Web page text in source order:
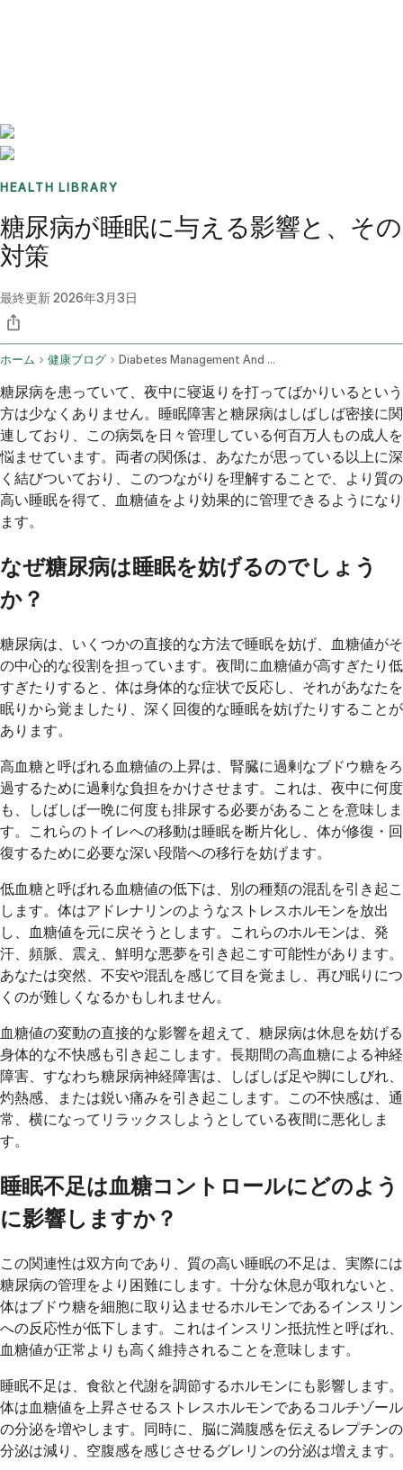
HEALTH LIBRARY
糖尿病が睡眠に与える影響と、その
対策
最終更新2026年3月3日
ホーム 健康ブログ Diabetes Management And Sleep Issues In Adults
糖尿病を患っていて、夜中に寝返りを打ってばかりいるという
方は少なくありません。睡眠障害と糖尿病はしばしば密接に関
連しており、この病気を日々管理している何百万人もの成人を
悩ませています。両者の関係は、あなたが思っている以上に深
く結びついており、このつながりを理解することで、より質の
高い睡眠を得て、血糖値をより効果的に管理できるようになり
ます。
なぜ糖尿病は睡眠を妨げるのでしょう
か？
糖尿病は、いくつかの直接的な方法で睡眠を妨げ、血糖値がそ
の中心的な役割を担っています。夜間に血糖値が高すぎたり低
すぎたりすると、体は身体的な症状で反応し、それがあなたを
眠りから覚ましたり、深く回復的な睡眠を妨げたりすることが
あります。
高血糖と呼ばれる血糖値の上昇は、腎臓に過剰なブドウ糖をろ
過するために過剰な負担をかけさせます。これは、夜中に何度
も、しばしば一晩に何度も排尿する必要があることを意味しま
す。これらのトイレへの移動は睡眠を断片化し、体が修復・回
復するために必要な深い段階への移行を妨げます。
低血糖と呼ばれる血糖値の低下は、別の種類の混乱を引き起こ
します。体はアドレナリンのようなストレスホルモンを放出
し、血糖値を元に戻そうとします。これらのホルモンは、発
汗、頻脈、震え、鮮明な悪夢を引き起こす可能性があります。
あなたは突然、不安や混乱を感じて目を覚まし、再び眠りにつ
くのが難しくなるかもしれません。
血糖値の変動の直接的な影響を超えて、糖尿病は休息を妨げる
身体的な不快感も引き起こします。長期間の高血糖による神経
障害、すなわち糖尿病神経障害は、しばしば足や脚にしびれ、
灼熱感、または鋭い痛みを引き起こします。この不快感は、通
常、横になってリラックスしようとしている夜間に悪化しま
す。
睡眠不足は血糖コントロールにどのよう
に影響しますか？
この関連性は双方向であり、質の高い睡眠の不足は、実際には
糖尿病の管理をより困難にします。十分な休息が取れないと、
体はブドウ糖を細胞に取り込ませるホルモンであるインスリン
への反応性が低下します。これはインスリン抵抗性と呼ばれ、
血糖値が正常よりも高く維持されることを意味します。
睡眠不足は、食欲と代謝を調節するホルモンにも影響します。
体は血糖値を上昇させるストレスホルモンであるコルチゾール
の分泌を増やします。同時に、脳に満腹感を伝えるレプチンの
分泌は減り、空腹感を感じさせるグレリンの分泌は増えます。